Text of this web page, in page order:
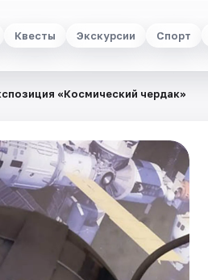
Квесты Экскурсии Спорт
«Космический чердак»